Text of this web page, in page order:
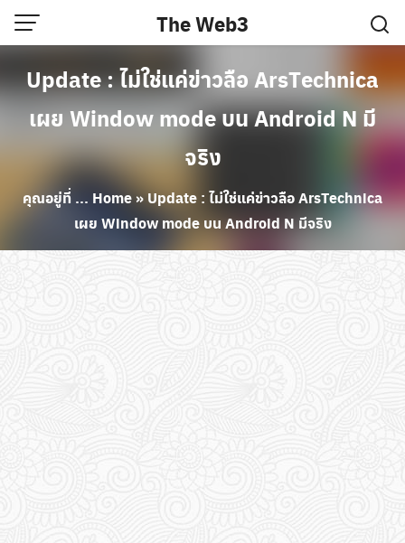
Skip
to
content
The Web3
Update : ไม่ใช่แค่ข่าวลือ ArsTechnica
เผย Window mode บน Android N มี
จริง
คุณอยู่ที่ ... Home»Update : ไม่ใช่แค่ข่าวลือ ArsTechnica
เผย Window mode บน Android N มีจริง